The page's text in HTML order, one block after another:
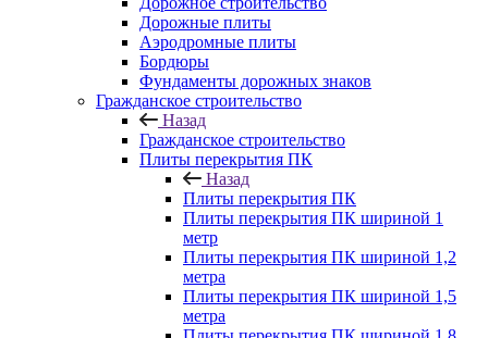
Дорожные плиты
Аэродромные плиты
Бордюры
Фундаменты дорожных знаков
Гражданское строительство
Назад
Гражданское строительство
Плиты перекрытия ПК
Назад
Плиты перекрытия ПК
Плиты перекрытия ПК шириной 1
метр
Плиты перекрытия ПК шириной 1,2
метра
Плиты перекрытия ПК шириной 1,5
метра